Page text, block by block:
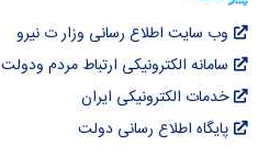
وب سایت اطلاع رسانی وزار ت نیرو
سامانه الکترونیکی ارتباط مردم ودولت
خدمات الکترونیکی ایران
پایگاه اطلاع رسانی دولت